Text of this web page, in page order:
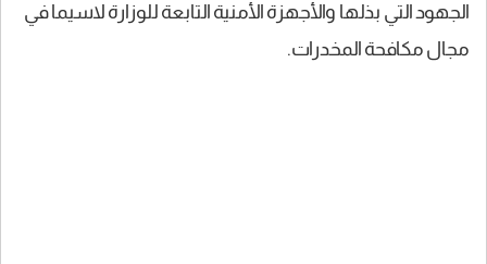
الجهود التي بذلها والأجهزة الأمنية التابعة للوزارة لاسيما في
مجال مكافحة المخدرات.